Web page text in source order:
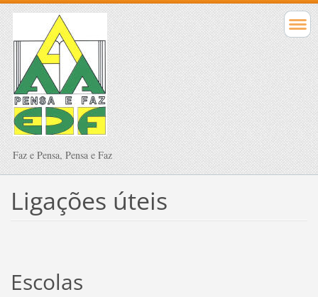
Faz e Pensa, Pensa e Faz
Ligações úteis
Escolas